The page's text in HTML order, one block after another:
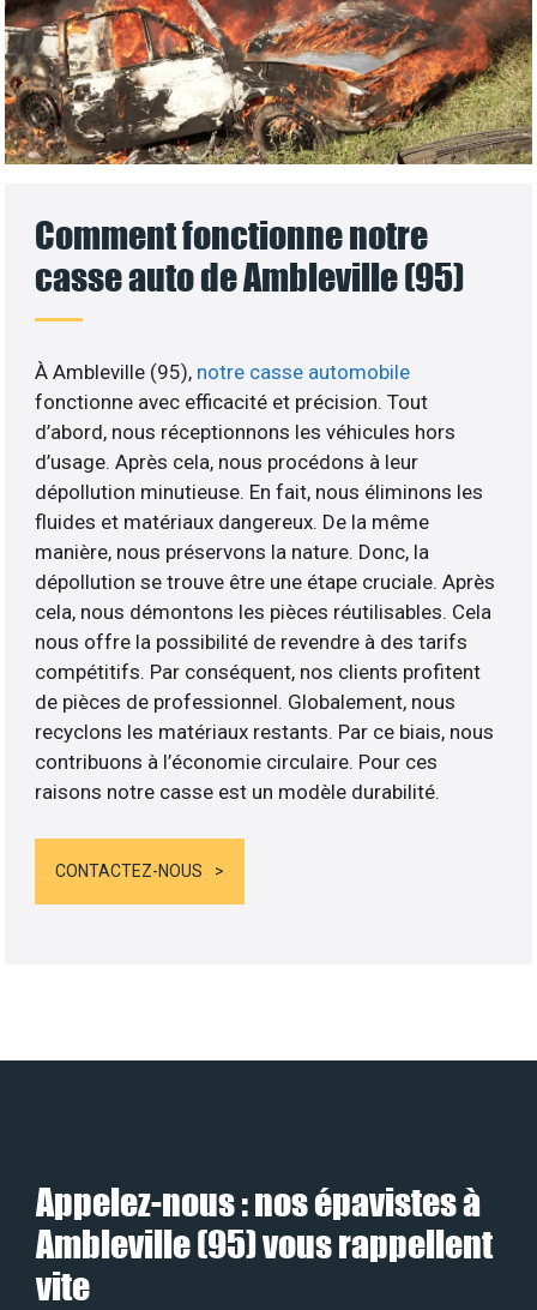
Comment fonctionne notre
casse auto de Ambleville (95)
À Ambleville (95), notre casse automobile
fonctionne avec efficacité et précision. Tout
d’abord, nous réceptionnons les véhicules hors
d’usage. Après cela, nous procédons à leur
dépollution minutieuse. En fait, nous éliminons les
fluides et matériaux dangereux. De la même
manière, nous préservons la nature. Donc, la
dépollution se trouve être une étape cruciale. Après
cela, nous démontons les pièces réutilisables. Cela
nous offre la possibilité de revendre à des tarifs
compétitifs. Par conséquent, nos clients profitent
de pièces de professionnel. Globalement, nous
recyclons les matériaux restants. Par ce biais, nous
contribuons à l’économie circulaire. Pour ces
raisons notre casse est un modèle durabilité.
CONTACTEZ-NOUS
Appelez-nous : nos épavistes à
Ambleville (95) vous rappellent
vite